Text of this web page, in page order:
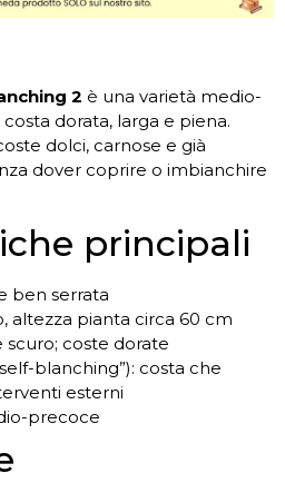
2 è una varietà medio-
dorata, larga e piena.
dolci, carnose e già
dover coprire o imbianchire
principali
ben serrata
altezza pianta circa 60 cm
coste dorate
blanching”): costa che
esterni
precoce